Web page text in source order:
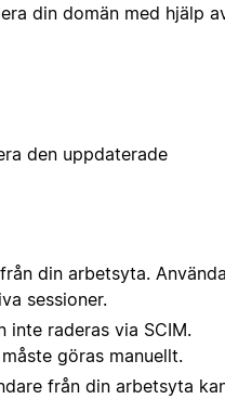
din domän med hjälp
den uppdaterade
din arbetsyta.
sessioner.
inte raderas via SCIM.
göras manuellt.
från din arbetsyta